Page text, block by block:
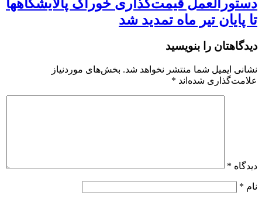
دستورالعمل قیمت‌گذاری خوراک پالایشگاهها
تا پایان تیر ماه تمدید شد
دیدگاهتان را بنویسید
نشانی ایمیل شما منتشر نخواهد شد. بخش‌های موردنیاز
علامت‌گذاری شده‌اند *
دیدگاه *
نام *